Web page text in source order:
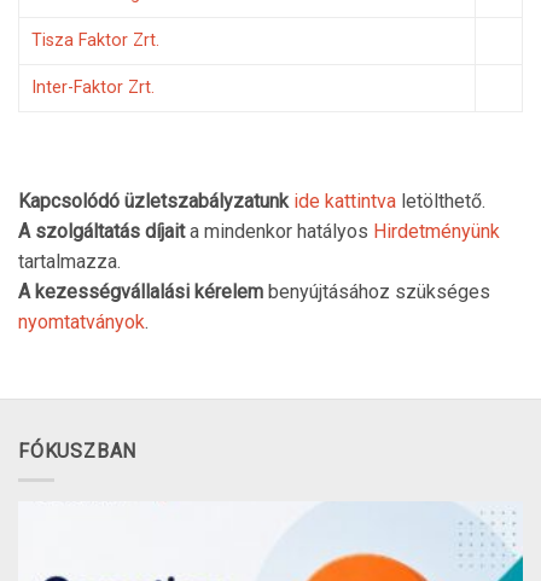
Tisza Faktor Zrt.
Inter-Faktor Zrt.
Kapcsolódó üzletszabályzatunk ide kattintva letölthető.
A szolgáltatás díjaita mindenkor hatályos Hirdetményünk
tartalmazza.
A kezességvállalási kérelem benyújtásához szükséges
nyomtatványok.
FÓKUSZBAN